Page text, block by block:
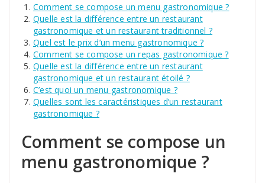
Comment se compose un menu gastronomique ?
Quelle est la différence entre un restaurant
gastronomique et un restaurant traditionnel ?
Quel est le prix d’un menu gastronomique ?
Comment se compose un repas gastronomique ?
Quelle est la différence entre un restaurant
gastronomique et un restaurant étoilé ?
C’est quoi un menu gastronomique ?
Quelles sont les caractéristiques d’un restaurant
gastronomique ?
Comment se compose un
menu gastronomique ?